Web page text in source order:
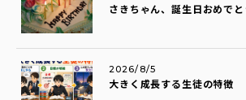
さきちゃん、誕生日おめでと
大きく成長する生徒の特徴
2026/8/5